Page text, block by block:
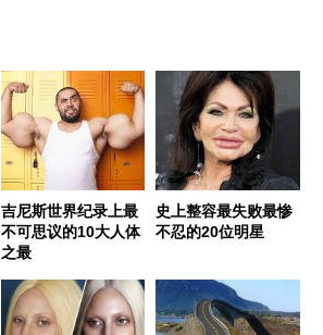
吉尼斯世界纪录上最
不可思议的10大人体
之最
史上整容最失败最惨
不忍的20位明星